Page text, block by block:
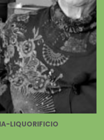
LIQUORIFICIO